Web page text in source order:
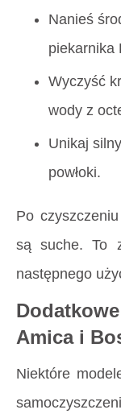
Nanieś
piekarnika
Wyczyść
wody z
Unikaj
powłoki.
Po
są suche. To
następnego
Amica i
Niektóre